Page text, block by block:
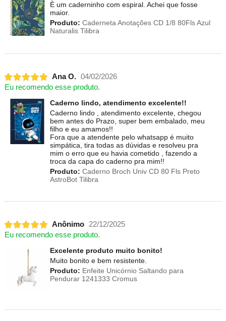
È um caderninho com espiral. Achei que fosse
maior.
Produto: Caderneta Anotações CD 1/8 80Fls Azul
Naturalis Tilibra
Ana O. 04/02/2026
Eu recomendo esse produto.
Caderno lindo, atendimento excelente!!
Caderno lindo , atendimento excelente, chegou
bem antes do Prazo, super bem embalado, meu
filho e eu amamos!!
Fora que a atendente pelo whatsapp é muito
simpática, tira todas as dúvidas e resolveu pra
mim o erro que eu havia cometido , fazendo a
troca da capa do caderno pra mim!!
Produto: Caderno Broch Univ CD 80 Fls Preto
AstroBot Tilibra
Anônimo
22/12/2025
Eu recomendo esse produto.
Excelente produto muito bonito!
Muito bonito e bem resistente.
Produto: Enfeite Unicórnio Saltando para
Pendurar 1241333 Cromus